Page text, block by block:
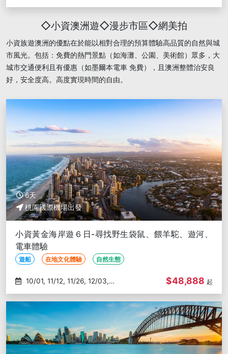
01/06
◇小資澳洲遊◇漫步市區◇網美拍
小資族遊澳洲的優點在於能以相對合理的預算體驗高品質的自然與城
市風光。包括：免費的熱門景點（如海灘、公園、美術館）眾多，大
城市交通便利且有優惠（如墨爾本電車 免費），且澳洲整體治安良
好，安全度高。高度實現時間的自由。
6天
桃園國際機場出發
小資黃金海岸遊６日-尋找野生袋鼠、餵羊駝、遊河、
電車體驗
遊船 在地文化體驗 自然生態
12/17
$48,888 起